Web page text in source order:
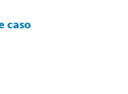
caso